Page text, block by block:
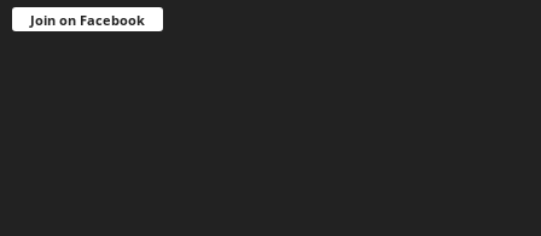
Join on Facebook